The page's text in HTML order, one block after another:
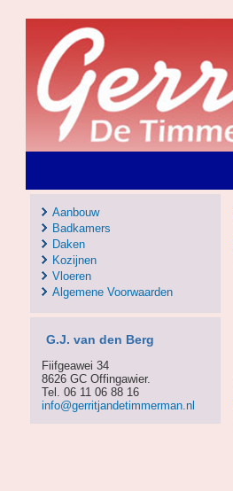
Aanbouw
Badkamers
Daken
Kozijnen
Vloeren
Algemene Voorwaarden
G.J. van den Berg
Fiifgeawei 34
8626 GC Offingawier.
Tel. 06 11 06 88 16
info@gerritjandetimmerman.nl